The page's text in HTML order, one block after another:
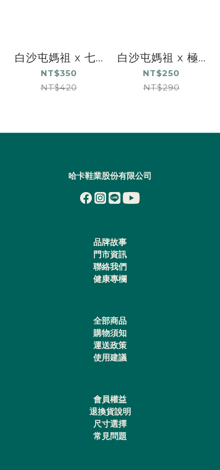
白沙屯媽祖 x 七...
NT$350
NT$420
白沙屯媽祖 x 極...
NT$250
NT$290
哈卡鞋業股份有限公司
品牌故事
門市資訊
聯絡我們
健康專欄
全部商品
購物須知
運送政策
使用建議
會員權益
退換貨說明
尺寸選擇
常見問題